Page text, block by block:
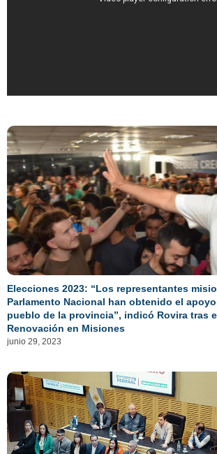
Elecciones 2023: “Los representantes
Parlamento Nacional han obtenido el
pueblo de la provincia”, indicó Rovira tras
Renovación en Misiones
junio 29, 2023